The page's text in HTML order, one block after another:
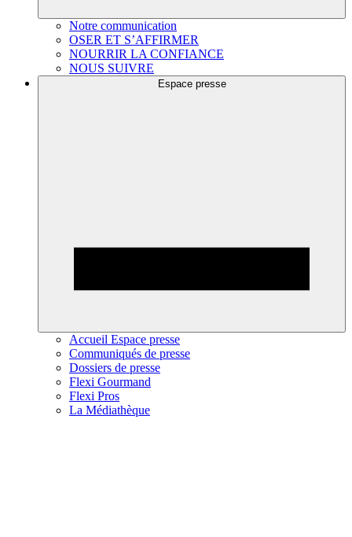
Notre communication
OSER ET S’AFFIRMER
NOURRIR LA CONFIANCE
NOUS SUIVRE
Espace presse
Accueil Espace presse
Communiqués de presse
Dossiers de presse
Flexi Gourmand
Flexi Pros
La Médiathèque